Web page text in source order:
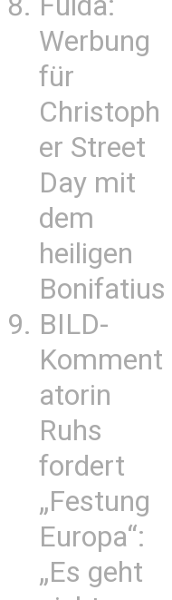
Werbung
für
Christoph
er Street
Day mit
dem
heiligen
Bonifatius
BILD-
Komment
atorin
Ruhs
fordert
„Festung
Europa“:
„Es geht